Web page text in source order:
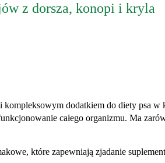
z dorsza, konopi i kryla
dodatkiem do diety psa
całego organizmu. Ma
które zapewniają zjadanie